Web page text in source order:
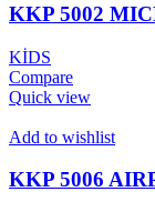
KKP 5002
KİDS
Compare
Quick view
Add to wishlist
KKP 5006